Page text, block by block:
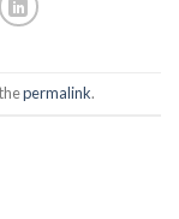
permalink.